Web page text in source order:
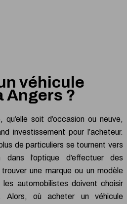
véhicule
Angers ?
qu’elle soit d’occasion ou neuve,
investissement pour l’acheteur.
de particuliers se tournent vers
dans l’optique d’effectuer des
une marque ou un modèle
les automobilistes doivent choisir
Alors, où acheter un véhicule